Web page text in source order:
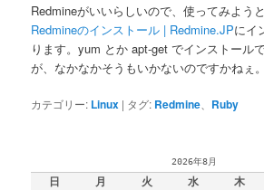
Redmineがいいらしいので、使ってみよう
Redmineのインストール | Redmine.JPにイ
ります。yum とか apt-get でインストール
が、なかなかそうもいかないのですかねぇ。
カテゴリー: Linux | タグ: Redmine Ruby
2026年8月
日 月 火 水 木